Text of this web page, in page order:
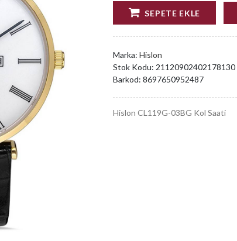
SEPETE EKLE
Marka: Hislon
Stok Kodu: 21120902402178130
Barkod: 8697650952487
Hislon CL119G-03BG Kol Saati